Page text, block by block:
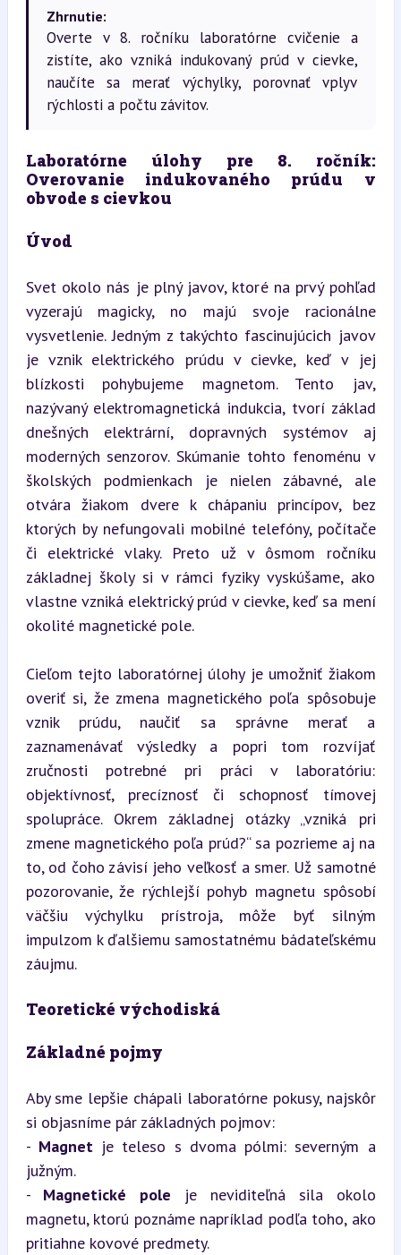
Zhrnutie:
Overte v 8. ročníku laboratórne cvičenie a
zistíte, ako vzniká indukovaný prúd v cievke,
naučíte sa merať výchylky, porovnať vplyv
rýchlosti a počtu závitov.
Laboratórne úlohy pre 8. ročník:
Overovanie indukovaného prúdu v
obvode s cievkou
Úvod
Svet okolo nás je plný javov, ktoré na prvý pohľad
vyzerajú magicky, no majú svoje racionálne
vysvetlenie. Jedným z takýchto fascinujúcich javov
je vznik elektrického prúdu v cievke, keď v jej
blízkosti pohybujeme magnetom. Tento jav,
nazývaný elektromagnetická indukcia, tvorí základ
dnešných elektrární, dopravných systémov aj
moderných senzorov. Skúmanie tohto fenoménu v
školských podmienkach je nielen zábavné, ale
otvára žiakom dvere k chápaniu princípov, bez
ktorých by nefungovali mobilné telefóny, počítače
či elektrické vlaky. Preto už v ôsmom ročníku
základnej školy si v rámci fyziky vyskúšame, ako
vlastne vzniká elektrický prúd v cievke, keď sa mení
okolité magnetické pole.
Cieľom tejto laboratórnej úlohy je umožniť žiakom
overiť si, že zmena magnetického poľa spôsobuje
vznik prúdu, naučiť sa správne merať a
zaznamenávať výsledky a popri tom rozvíjať
zručnosti potrebné pri práci v laboratóriu:
objektívnosť, precíznosť či schopnosť tímovej
spolupráce. Okrem základnej otázky „vzniká pri
zmene magnetického poľa prúd?“ sa pozrieme aj na
to, od čoho závisí jeho veľkosť a smer. Už samotné
pozorovanie, že rýchlejší pohyb magnetu spôsobí
väčšiu výchylku prístroja, môže byť silným
impulzom k ďalšiemu samostatnému bádateľskému
záujmu.
Teoretické východiská
Základné pojmy
Aby sme lepšie chápali laboratórne pokusy, najskôr
si objasníme pár základných pojmov:
- Magnet je teleso s dvoma pólmi: severným a
južným.
- Magnetické pole je neviditeľná sila okolo
magnetu, ktorú poznáme napríklad podľa toho, ako
pritiahne kovové predmety.